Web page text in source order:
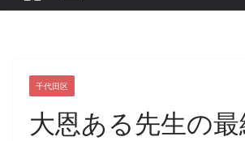
千代田区
大恩ある先生の